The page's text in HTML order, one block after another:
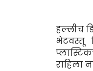
हल्लीच
भेटवस्तू
राहिला